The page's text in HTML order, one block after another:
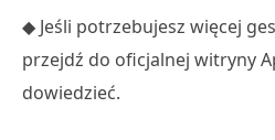
◆ Jeśli potrzebujesz więcej
przejdź do oficjalnej witryny
dowiedzieć.